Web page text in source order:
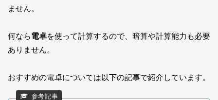
ません。
何なら電卓を使って計算するので、暗算や計算能力も必要
ありません。
おすすめの電卓については以下の記事で紹介しています。